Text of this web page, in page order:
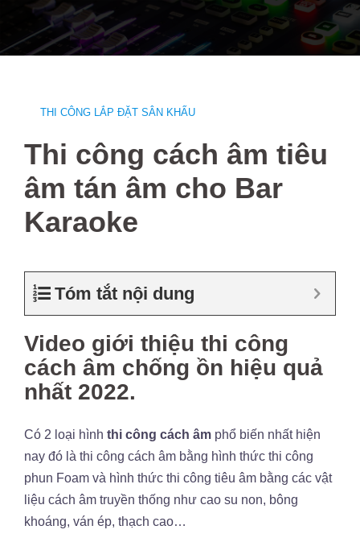
content
THI CÔNG LẮP ĐẶT SÂN KHẤU
Thi công cách âm tiêu
âm tán âm cho Bar
Karaoke
Tóm tắt nội dung
Video giới thiệu thi công
cách âm chống ồn hiệu quả
nhất 2022.
Có 2 loại hình thi công cách âm phổ biến nhất hiện
nay đó là thi công cách âm bằng hình thức thi công
phun Foam và hình thức thi công tiêu âm bằng các vật
liệu cách âm truyền thống như cao su non, bông
khoáng, ván ép, thạch cao…